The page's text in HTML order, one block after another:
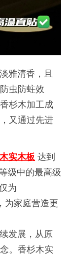
雅清香，且
虫防蛀效
杉木加工成
又通过先进
实木板 达到
级中的最高级
为
为家庭营造更
发展，从原
。香杉木实